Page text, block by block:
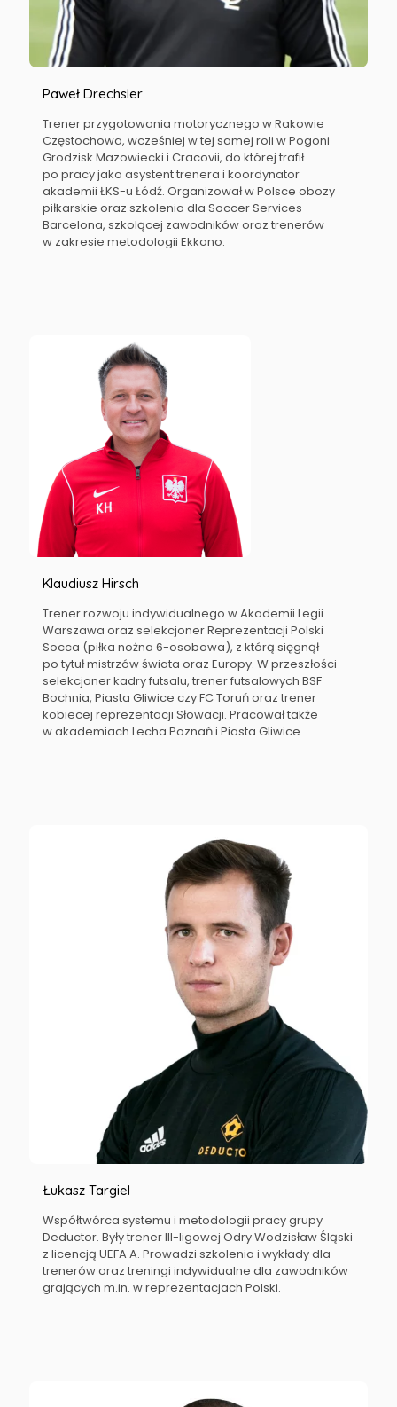
Paweł Drechsler
Trener przygotowania motorycznego w Rakowie
Częstochowa, wcześniej w tej samej roli w Pogoni
Grodzisk Mazowiecki i Cracovii, do której trafił
po pracy jako asystent trenera i koordynator
akademii ŁKS-u Łódź. Organizował w Polsce obozy
piłkarskie oraz szkolenia dla Soccer Services
Barcelona, szkolącej zawodników oraz trenerów
w zakresie metodologii Ekkono.
Klaudiusz Hirsch
Trener rozwoju indywidualnego w Akademii Legii
Warszawa oraz selekcjoner Reprezentacji Polski
Socca (piłka nożna 6-osobowa), z którą sięgnął
po tytuł mistrzów świata oraz Europy. W przeszłości
selekcjoner kadry futsalu, trener futsalowych BSF
Bochnia, Piasta Gliwice czy FC Toruń oraz trener
kobiecej reprezentacji Słowacji. Pracował także
w akademiach Lecha Poznań i Piasta Gliwice.
Łukasz Targiel
Współtwórca systemu i metodologii pracy grupy
Deductor. Były trener III-ligowej Odry Wodzisław Śląski
z licencją UEFA A. Prowadzi szkolenia i wykłady dla
trenerów oraz treningi indywidualne dla zawodników
grających m.in. w reprezentacjach Polski.